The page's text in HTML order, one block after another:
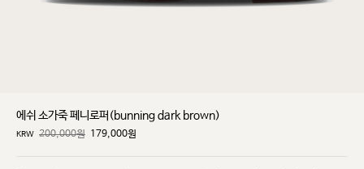
에쉬 소가죽 페니로퍼(bunning dark brown)
KRW 200,000원 179,000원